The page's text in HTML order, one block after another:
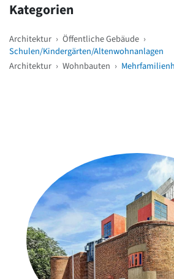
Kategorien
Architektur › Öffentliche Gebäude ›
Schulen/Kindergärten/Altenwohnanlagen
Architektur › Wohnbauten ›